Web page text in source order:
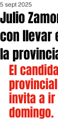
Julio
con llevar
la
5 sept 2025
El
invita a
domingo.